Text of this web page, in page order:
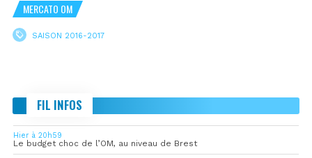
MERCATO OM
SAISON 2016-2017
FIL INFOS
Hier à 20h59
Le budget choc de l’OM, au niveau de Brest